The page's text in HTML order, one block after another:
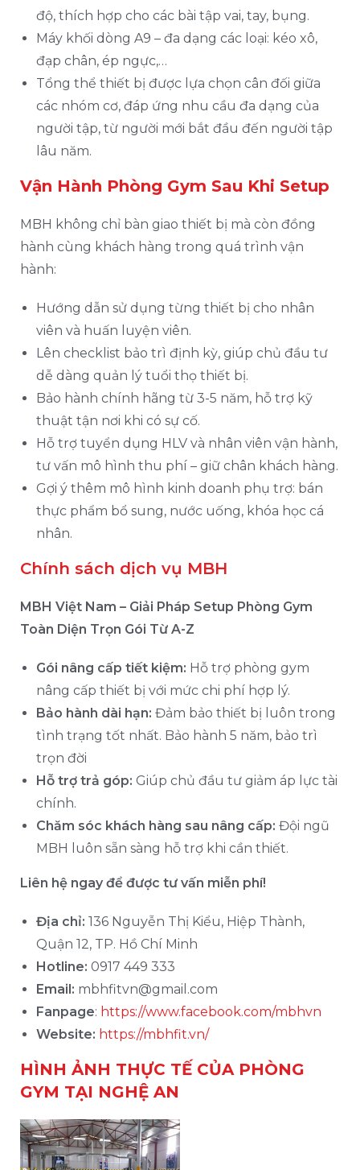
độ, thích hợp cho các bài tập vai, tay, bụng.
Máy khối dòng A9 – đa dạng các loại: kéo xô,
đạp chân, ép ngực,…
Tổng thể thiết bị được lựa chọn cân đối giữa
các nhóm cơ, đáp ứng nhu cầu đa dạng của
người tập, từ người mới bắt đầu đến người tập
lâu năm.
Vận Hành Phòng Gym Sau Khi Setup
MBH không chỉ bàn giao thiết bị mà còn đồng
hành cùng khách hàng trong quá trình vận
hành:
Hướng dẫn sử dụng từng thiết bị cho nhân
viên và huấn luyện viên.
Lên checklist bảo trì định kỳ, giúp chủ đầu tư
dễ dàng quản lý tuổi thọ thiết bị.
Bảo hành chính hãng từ 3-5 năm, hỗ trợ kỹ
thuật tận nơi khi có sự cố.
Hỗ trợ tuyển dụng HLV và nhân viên vận hành,
tư vấn mô hình thu phí – giữ chân khách hàng.
Gợi ý thêm mô hình kinh doanh phụ trợ: bán
thực phẩm bổ sung, nước uống, khóa học cá
nhân.
Chính sách dịch vụ MBH
MBH Việt Nam – Giải Pháp Setup Phòng Gym
Toàn Diện Trọn Gói Từ A-Z
Gói nâng cấp tiết kiệm: Hỗ trợ phòng gym
nâng cấp thiết bị với mức chi phí hợp lý.
Bảo hành dài hạn: Đảm bảo thiết bị luôn trong
tình trạng tốt nhất. Bảo hành 5 năm, bảo trì
trọn đời
Hỗ trợ trả góp: Giúp chủ đầu tư giảm áp lực tài
chính.
Chăm sóc khách hàng sau nâng cấp: Đội ngũ
MBH luôn sẵn sàng hỗ trợ khi cần thiết.
Liên hệ ngay để được tư vấn miễn phí!
Địa chỉ: 136 Nguyễn Thị Kiểu, Hiệp Thành,
Quận 12, TP. Hồ Chí Minh
Hotline: 0917 449 333
Email: mbhfitvn@gmail.com
Fanpage: https://www.facebook.com/mbhvn
Website: https://mbhfit.vn/
HÌNH ẢNH THỰC TẾ CỦA PHÒNG
GYM TẠI NGHỆ AN